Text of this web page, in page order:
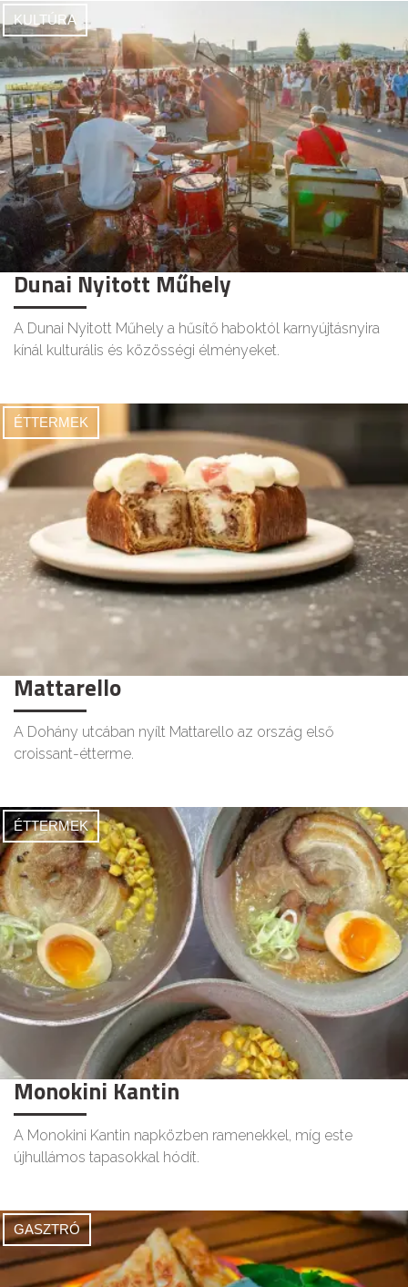
KULTÚRA
Dunai Nyitott Műhely
A Dunai Nyitott Műhely a hűsítő haboktól karnyújtásnyira
kínál kulturális és közösségi élményeket.
ÉTTERMEK
Mattarello
A Dohány utcában nyílt Mattarello az ország első
croissant-étterme.
ÉTTERMEK
Monokini Kantin
A Monokini Kantin napközben ramenekkel, míg este
újhullámos tapasokkal hódít.
GASZTRÓ